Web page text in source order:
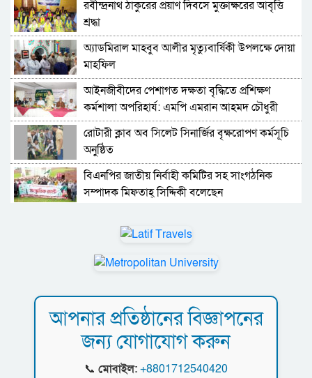
রবীন্দ্রনাথ ঠাকুরের প্রয়াণ দিবসে মুক্তাক্ষরের আবৃত্তি
শ্রদ্ধা
অ্যাডমিরাল মাহবুব আলীর মৃত্যুবার্ষিকী উপলক্ষে দোয়া
মাহফিল
‎আইনজীবীদের পেশাগত দক্ষতা বৃদ্ধিতে প্রশিক্ষণ
কর্মশালা অপরিহার্য: এমপি এমরান আহমদ চৌধুরী
রোটারী ক্লাব অব সিলেট সিনার্জির বৃক্ষরোপণ কর্মসূচি
অনুষ্ঠিত
বিএনপির জাতীয় নির্বাহী কমিটির সহ সাংগঠনিক
সম্পাদক মিফতাহ্ সিদ্দিকী বলেছেন
সেক্রেটারী অধ্যক্ষ নজরুল ইসলাম বলেছেন
সিলেটে গ্যাস সংকট নিয়ে যা বলল জালালাবাদ
প্রতিষ্ঠার এক বছর: গবেষণা, অর্জন ও অঙ্গীকারে নতুন
দিগন্তে মেট্রোপলিটন ইউনিভার্সিটি রিসার্চ সোসাইটি
জেলা পরিষদের প্রশাসক আবুল কাহের চৌধুরী জুলাই
স্মৃতিস্তম্ভে শ্রদ্ধা নিবেদন
আপনার প্রতিষ্ঠানের বিজ্ঞাপনের
জন্য যোগাযোগ করুন
📞 মোবাইল:+8801712540420